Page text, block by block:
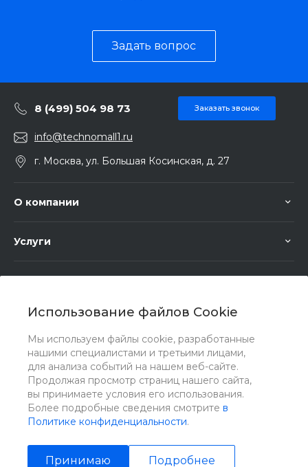
Использование файлов Cookie
Мы используем файлы cookie, разработанные
нашими специалистами и третьими лицами,
для анализа событий на нашем веб-сайте.
Продолжая просмотр страниц нашего сайта,
вы принимаете условия его использования.
Более подробные сведения смотрите в
Политике конфиденциальности.
Принимаю Подробнее
Задать вопрос
8 (499) 504 98 73 Заказать звонок
info@technomall1.ru
г. Москва, ул. Большая Косинская, д. 27
О компании
Услуги
Мы в соц. сетях